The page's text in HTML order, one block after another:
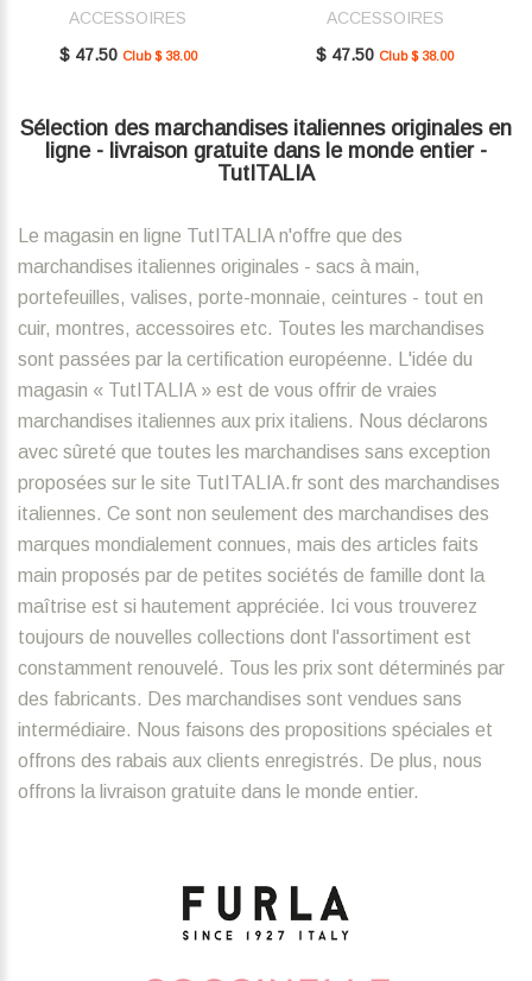
ACCESSOIRES
$ 47.50 Club $ 38.00
E2MU0410101_R02
ACCESSOIRES
$ 47.50 Club $ 38.00
Sélection des marchandises italiennes originales en
ligne - livraison gratuite dans le monde entier -
TutITALIA
Le magasin en ligne TutITALIA n'offre que des
marchandises italiennes originales - sacs à main,
portefeuilles, valises, porte-monnaie, ceintures - tout en
cuir, montres, accessoires etc. Toutes les marchandises
sont passées par la certification européenne. L'idée du
magasin « TutITALIA » est de vous offrir de vraies
marchandises italiennes aux prix italiens. Nous déclarons
avec sûreté que toutes les marchandises sans exception
proposées sur le site TutITALIA.fr sont des marchandises
italiennes. Ce sont non seulement des marchandises des
marques mondialement connues, mais des articles faits
main proposés par de petites sociétés de famille dont la
maîtrise est si hautement appréciée. Ici vous trouverez
toujours de nouvelles collections dont l'assortiment est
constamment renouvelé. Tous les prix sont déterminés par
des fabricants. Des marchandises sont vendues sans
intermédiaire. Nous faisons des propositions spéciales et
offrons des rabais aux clients enregistrés. De plus, nous
offrons la livraison gratuite dans le monde entier.